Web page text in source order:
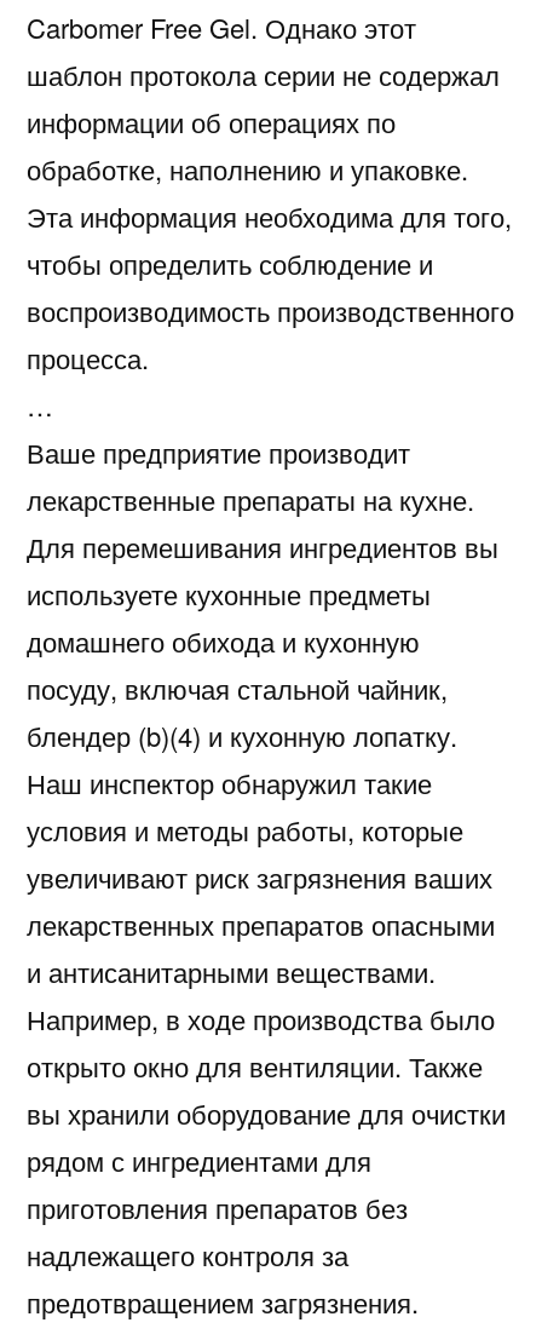
Carbomer Free Gel. Однако этот
шаблон протокола серии не содержал
информации об операциях по
обработке, наполнению и упаковке.
Эта информация необходима для того,
чтобы определить соблюдение и
воспроизводимость производственного
процесса.
…
Ваше предприятие производит
лекарственные препараты на кухне.
Для перемешивания ингредиентов вы
используете кухонные предметы
домашнего обихода и кухонную
посуду, включая стальной чайник,
блендер (b)(4) и кухонную лопатку.
Наш инспектор обнаружил такие
условия и методы работы, которые
увеличивают риск загрязнения ваших
лекарственных препаратов опасными
и антисанитарными веществами.
Например, в ходе производства было
открыто окно для вентиляции. Также
вы хранили оборудование для очистки
рядом с ингредиентами для
приготовления препаратов без
надлежащего контроля за
предотвращением загрязнения.